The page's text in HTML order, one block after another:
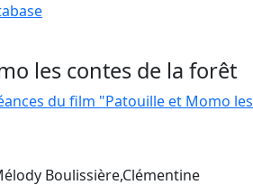
les contes de la forêt
du film "Patouille et Momo les
Boulissière,Clémentine